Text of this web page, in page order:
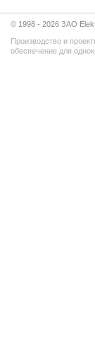
© 1998 - 2026 ЗАО
Производство и
обеспечение для